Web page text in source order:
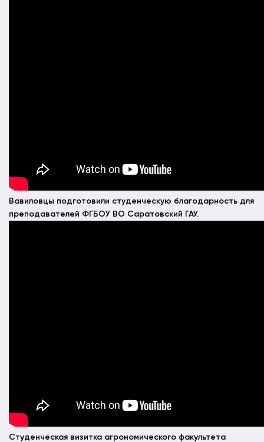
Вавиловцы подготовили студенческую благодарность для
преподавателей ФГБОУ ВО Саратовский ГАУ.
Студенческая визитка агрономического факультета